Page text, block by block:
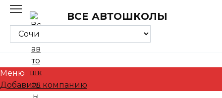
Skip
content
ВСЕ АВТОШКОЛЫ
Меню
Добавить компанию